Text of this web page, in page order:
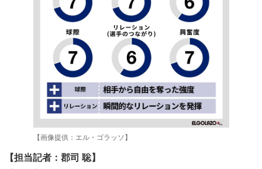
【画像提供：エル・ゴラッソ】
【担当記者：郡司 聡】